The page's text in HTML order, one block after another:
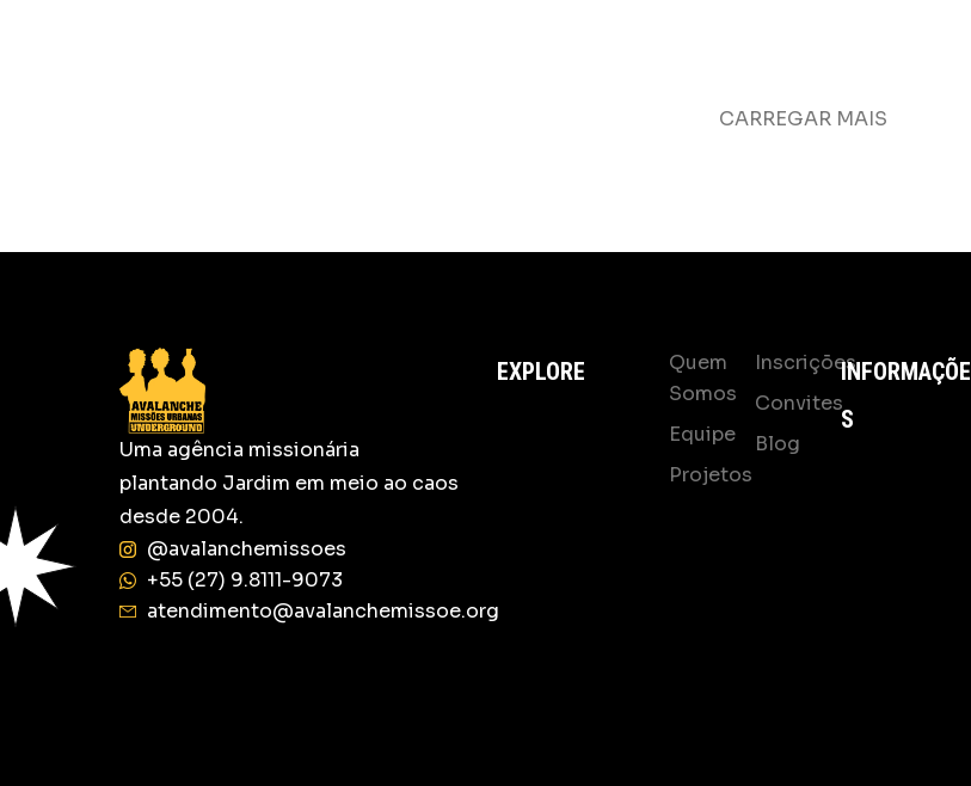
CARREGAR MAIS
Uma agência missionária
plantando Jardim em meio ao caos
desde 2004.
@avalanchemissoes
+55 (27) 9.8111-9073
atendimento@avalanchemissoe.org
EXPLORE
Quem
Somos
Equipe
Projetos
Inscrições
Convites
Blog
INFORMAÇÕE
S